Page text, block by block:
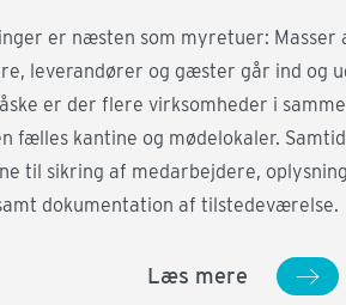
er næsten som myretuer: Masser
leverandører og gæster går ind og
er der flere virksomheder i samme
fælles kantine og mødelokaler.
til sikring af medarbejdere,
dokumentation af tilstedeværelse.
Læs mere